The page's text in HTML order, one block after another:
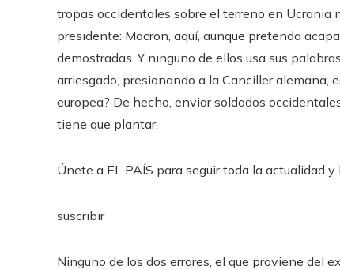
tropas occidentales sobre el terreno en Ucrania
presidente: Macron, aquí, aunque pretenda
demostradas. Y ninguno de ellos usa sus
arriesgado, presionando a la Canciller alemana,
europea? De hecho, enviar soldados
tiene que plantar.
Únete a EL PAÍS para seguir toda la actualidad y
suscribir
Ninguno de los dos errores, el que proviene del